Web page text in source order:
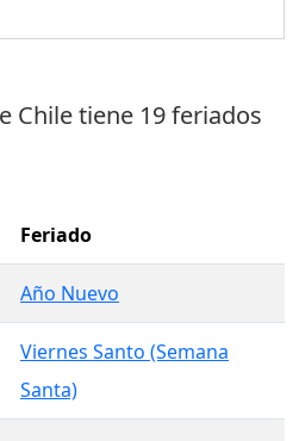
Chile tiene 19 feriados
Feriado
Año Nuevo
Viernes Santo (Semana
Santa)